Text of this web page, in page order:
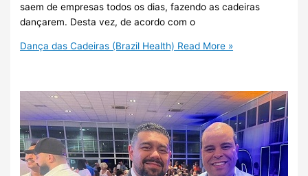
saem de empresas todos os dias, fazendo as cadeiras
dançarem. Desta vez, de acordo com o
Dança das Cadeiras (Brazil Health) Read More »